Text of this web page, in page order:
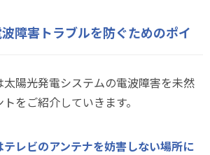
障害トラブルを防ぐためのポイ
陽光発電システムの電波障害を未然
をご紹介していきます。
レビのアンテナを妨害しない場所に